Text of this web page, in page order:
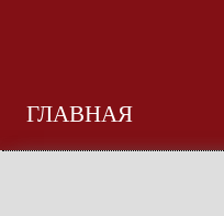
ГЛАВНАЯ